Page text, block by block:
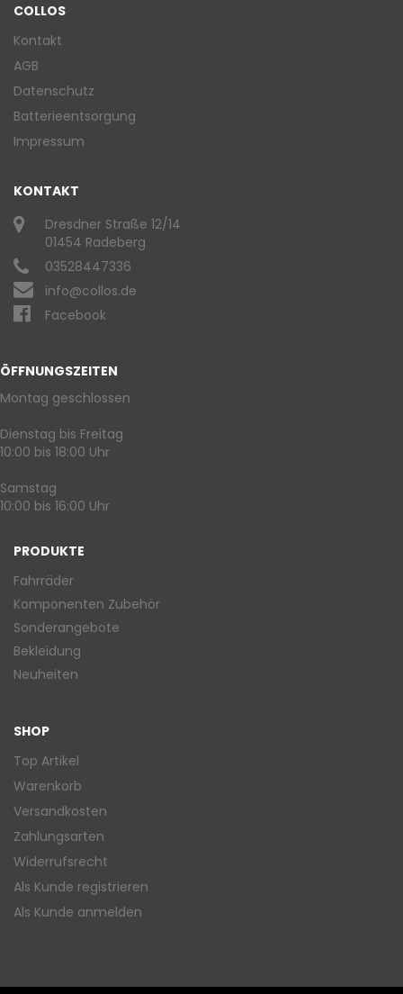
COLLOS
Kontakt
AGB
Datenschutz
Batterieentsorgung
Impressum
KONTAKT
Dresdner Straße 12/14
01454 Radeberg
03528447336
info@collos.de
Facebook
ÖFFNUNGSZEITEN
Montag geschlossen
Dienstag bis Freitag
10:00 bis 18:00 Uhr
Samstag
10:00 bis 16:00 Uhr
PRODUKTE
Fahrräder
Komponenten Zubehör
Sonderangebote
Bekleidung
Neuheiten
SHOP
Top Artikel
Warenkorb
Versandkosten
Zahlungsarten
Widerrufsrecht
Als Kunde registrieren
Als Kunde anmelden